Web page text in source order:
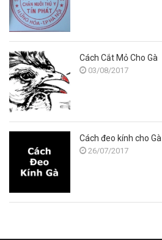
Cách Cắt Mỏ Cho Gà
03/08/2017
Cách đeo kính cho Gà
26/07/2017